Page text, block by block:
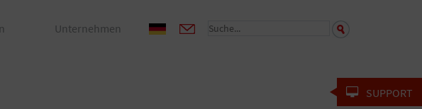
Unternehmen
SUPPORT